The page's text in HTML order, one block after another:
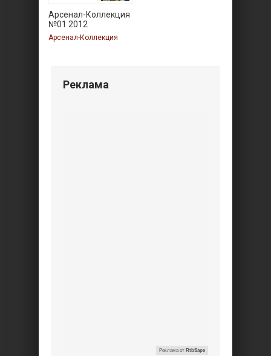
Арсенал-Коллекция
№01 2012
Арсенал-Коллекция
Реклама
Реклама от RtbSape